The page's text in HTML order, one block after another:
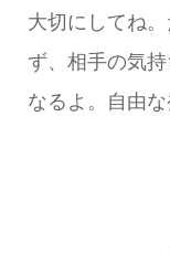
大切にしてね
ず、相手の気
なるよ。自由